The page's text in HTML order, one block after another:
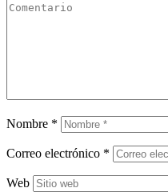
Nombre *
Correo electrónico *
Web